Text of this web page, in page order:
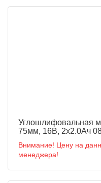
Углошлифовальная
75мм, 16В, 2х2.0Ач
Внимание! Цену на
менеджера!